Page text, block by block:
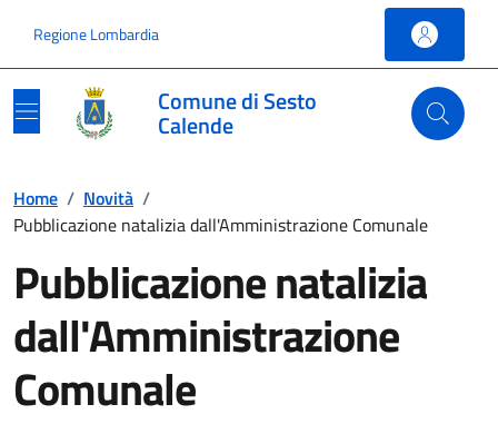
Regione Lombardia
Comune di Sesto
Calende
Home / Novità /
Pubblicazione natalizia dall'Amministrazione Comunale
Pubblicazione natalizia
dall'Amministrazione
Comunale